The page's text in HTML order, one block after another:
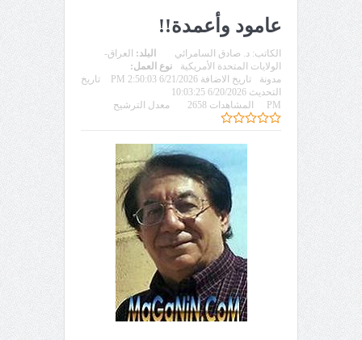
عامود وأعمدة!!
الكاتب: د. صادق السامرائي البلد: العراق-
الولايات المتحدة الأمريكية
نوع العمل:
مدونة
تاريخ الاضافة 6/21/2026 2:50:03 PM
تاريخ
التحديث 6/20/2026 10:03:25
PM
المشاهدات 2658 معدل الترشيح